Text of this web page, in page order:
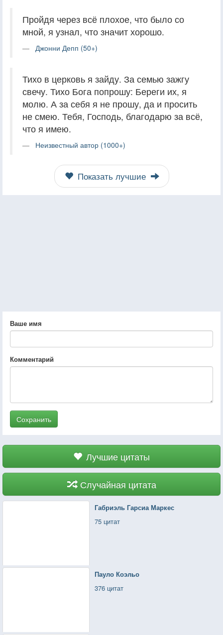
Пройдя через всё плохое, что было со
мной, я узнал, что значит хорошо.
Джонни Депп (50+)
Тихо в церковь я зайду. За семью зажгу
свечу. Тихо Бога попрошу: Береги их, я
молю. А за себя я не прошу, да и просить
не смею. Тебя, Господь, благодарю за всё,
что я имею.
Неизвестный автор (1000+)
Показать лучшие
Ваше имя
Комментарий
Сохранить
Лучшие цитаты
Случайная цитата
Габриэль Гарсиа Маркес
75 цитат
Пауло Коэльо
376 цитат